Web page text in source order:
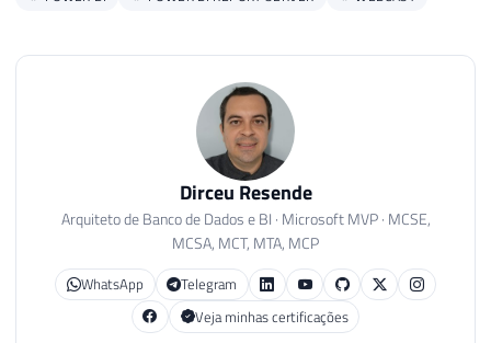
Dirceu Resende
Arquiteto de Banco de Dados e BI · Microsoft MVP · MCSE,
MCSA, MCT, MTA, MCP
WhatsApp
Telegram
Veja minhas certificações